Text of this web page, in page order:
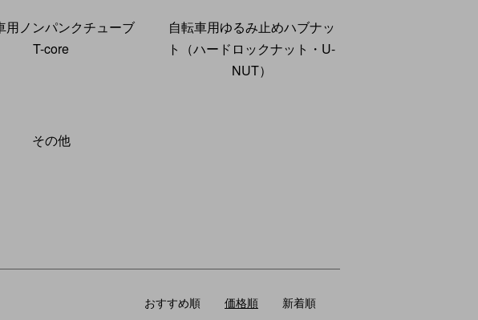
用ノンパンクチューブ
T-core
自転車用ゆるみ止めハブナッ
ト（ハードロックナット・U-
NUT）
その他
おすすめ順 価格順 新着順